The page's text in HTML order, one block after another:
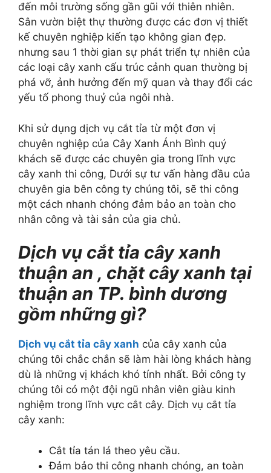
đến môi trường sống gần gũi với thiên nhiên.
Sân vườn biệt thự thường được các đơn vị thiết
kế chuyên nghiệp kiến tạo không gian đẹp.
nhưng sau 1 thời gian sự phát triển tự nhiên của
các loại cây xanh cấu trúc cảnh quan thường bị
phá vỡ, ảnh hưởng đến mỹ quan và thay đổi các
yếu tố phong thuỷ của ngôi nhà.
Khi sử dụng dịch vụ cắt tỉa từ một đơn vị
chuyên nghiệp của Cây Xanh Ánh Bình quý
khách sẽ được các chuyên gia trong lĩnh vực
cây xanh thi công, Dưới sự tư vấn hàng đầu của
chuyên gia bên công ty chúng tôi, sẽ thi công
một cách nhanh chóng đảm bảo an toàn cho
nhân công và tài sản của gia chủ.
Dịch vụ cắt tỉa cây xanh
thuận an , chặt cây xanh tại
thuận an TP. bình dương
gồm những gì?
Dịch vụ cắt tỉa cây xanh của cây xanh của
chúng tôi chắc chắn sẽ làm hài lòng khách hàng
dù là những vị khách khó tính nhất. Bởi công ty
chúng tôi có một đội ngũ nhân viên giàu kinh
nghiệm trong lĩnh vực cắt cây. Dịch vụ cắt tỉa
cây xanh:
Cắt tỉa tán lá theo yêu cầu.
Đảm bảo thi công nhanh chóng, an toàn